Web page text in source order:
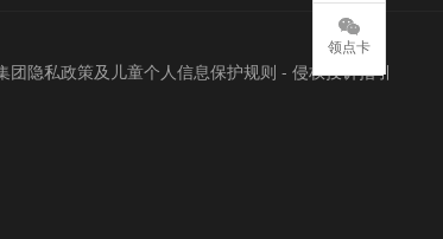
团隐私政策及儿童个人信息保护规则 - 侵权投诉指引
领点卡